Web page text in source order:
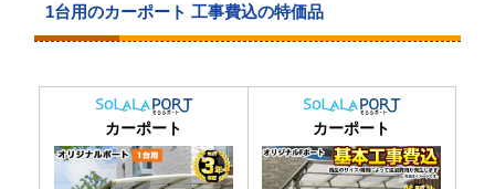
1台用のカーポート 工事費込の特価品
カーポート カーポート